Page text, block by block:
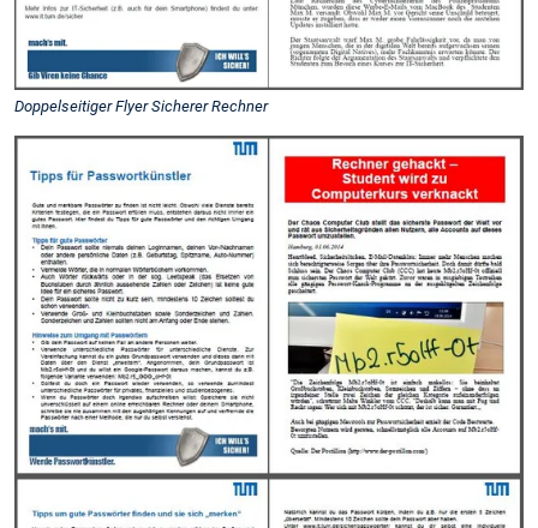
Doppelseitiger Flyer Sicherer Rechner